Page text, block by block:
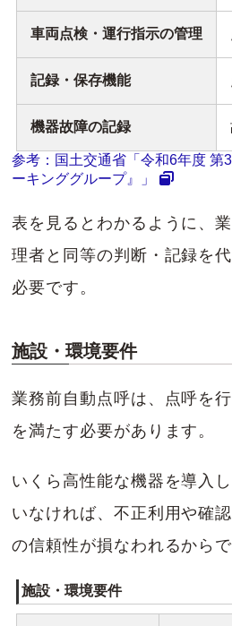
車両点検・運行指示の管理
記録・保存機能
機器故障の記録
参考：国土交通省「令和6年度 第
ーキンググループ』」
表を見るとわかるように、
理者と同等の判断・記録を
必要です。
施設・環境要件
業務前自動点呼は、点呼を
を満たす必要があります。
いくら高性能な機器を導入
いなければ、不正利用や確
の信頼性が損なわれるからで
施設・環境要件